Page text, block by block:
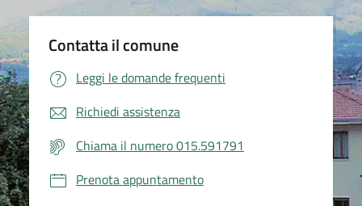
Contatta il comune
Leggi le domande frequenti
Richiedi assistenza
Chiama il numero 015.591791
Prenota appuntamento